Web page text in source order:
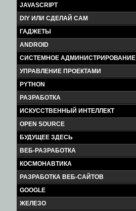
JAVASCRIPT
DIY ИЛИ СДЕЛАЙ САМ
ГАДЖЕТЫ
ANDROID
СИСТЕМНОЕ АДМИНИСТРИРОВАНИЕ
УПРАВЛЕНИЕ ПРОЕКТАМИ
PYTHON
РАЗРАБОТКА
ИСКУССТВЕННЫЙ ИНТЕЛЛЕКТ
OPEN SOURCE
БУДУЩЕЕ ЗДЕСЬ
ВЕБ-РАЗРАБОТКА
КОСМОНАВТИКА
РАЗРАБОТКА ВЕБ-САЙТОВ
GOOGLE
ЖЕЛЕЗО